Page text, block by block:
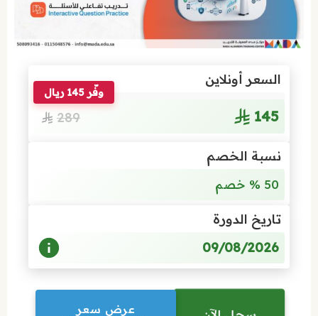
السعر أونلاين
145
وفّر 145 ريال
289
نسبة الخصم
50 % خصم
تاريخ الدورة
09/08/2026
عرض سعر